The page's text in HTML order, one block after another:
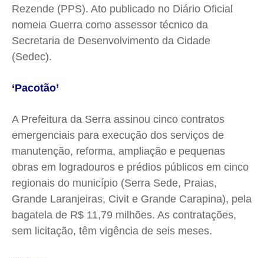
Rezende (PPS). Ato publicado no Diário Oficial
nomeia Guerra como assessor técnico da
Secretaria de Desenvolvimento da Cidade
(Sedec).
‘Pacotão’
A Prefeitura da Serra assinou cinco contratos
emergenciais para execução dos serviços de
manutenção, reforma, ampliação e pequenas
obras em logradouros e prédios públicos em cinco
regionais do município (Serra Sede, Praias,
Grande Laranjeiras, Civit e Grande Carapina), pela
bagatela de R$ 11,79 milhões. As contratações,
sem licitação, têm vigência de seis meses.